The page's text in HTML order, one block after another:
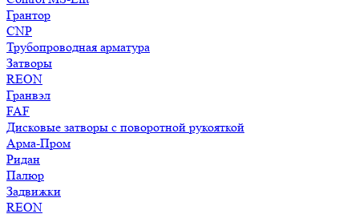
Грантор
CNP
Трубопроводная арматура
Затворы
REON
Гранвэл
FAF
Дисковые затворы с поворотной рукояткой
Арма-Пром
Ридан
Палюр
Задвижки
REON